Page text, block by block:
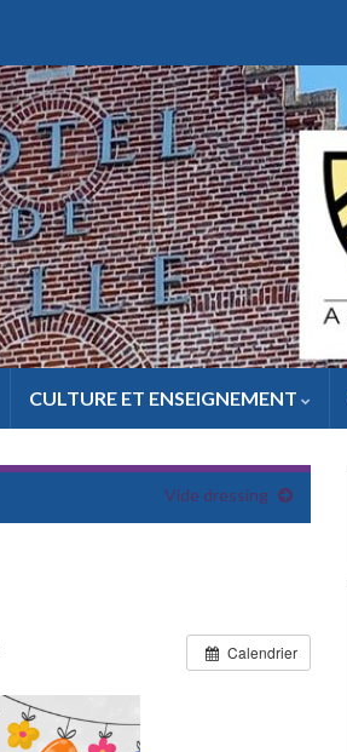
CULTURE ET ENSEIGNEMENT
Vide dressing
Calendrier